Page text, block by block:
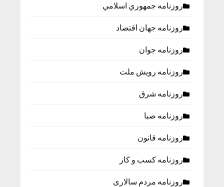
روزنامه جمهوري اسلامي
روزنامه جهان اقتصاد
روزنامه جوان
روزنامه رویش ملت
روزنامه شرق
روزنامه صبا
روزنامه قانون
روزنامه كسب و كار
روزنامه مردم سالاری